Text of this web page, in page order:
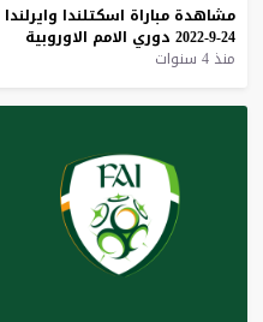
مشاهدة مباراة اسكتلندا وايرلندا
24-9-2022
دوري الامم الاوروبية
منذ 4 سنوات